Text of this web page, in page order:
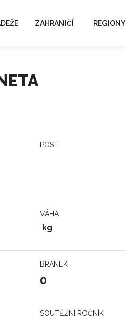
ZAHRANIČÍ REGIONY
POST
VÁHA
kg
BRANEK
0
SOUTĚŽNÍ ROČNÍK